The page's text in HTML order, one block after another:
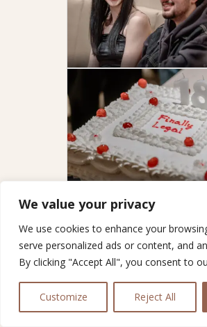
We value your privacy
We use cookies to enhance your
serve personalized ads or content, and
By clicking "Accept All", you consent to
Customize Reject All